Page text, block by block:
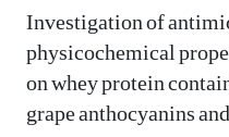
Investigation of
physicochemical
on whey protein
grape anthocyanins